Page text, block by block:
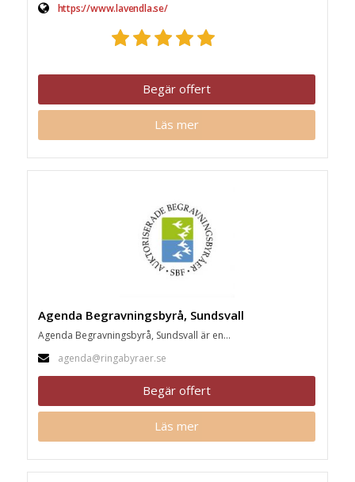
https://www.lavendla.se/
Begär offert
Läs mer
Agenda Begravningsbyrå, Sundsvall
Agenda Begravningsbyrå, Sundsvall är en...
agenda@ringabyraer.se
Begär offert
Läs mer